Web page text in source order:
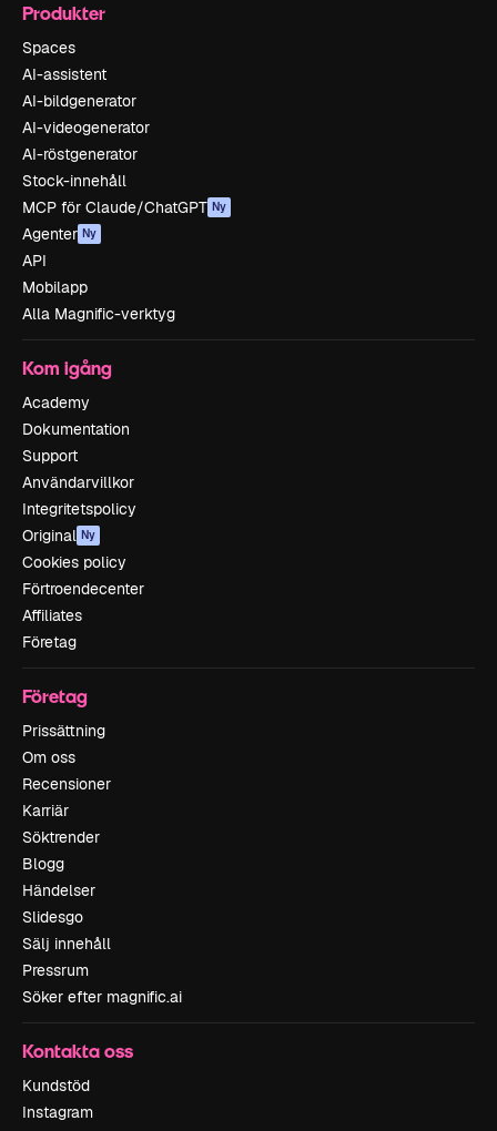
Produkter
Spaces
AI-assistent
AI-bildgenerator
AI-videogenerator
AI-röstgenerator
Stock-innehåll
MCP för Claude/ChatGPT Ny
Agenter Ny
API
Mobilapp
Alla Magnific-verktyg
Kom igång
Academy
Dokumentation
Support
Användarvillkor
Integritetspolicy
Original Ny
Cookies policy
Förtroendecenter
Affiliates
Företag
Företag
Prissättning
Om oss
Recensioner
Karriär
Söktrender
Blogg
Händelser
Slidesgo
Sälj innehåll
Pressrum
Söker efter magnific.ai
Kontakta oss
Kundstöd
Instagram